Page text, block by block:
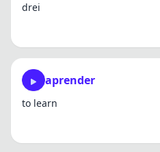
drei
aprender
to learn